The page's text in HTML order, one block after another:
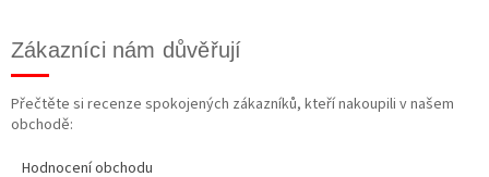
Zákazníci nám důvěřují
Přečtěte si recenze spokojených zákazníků, kteří nakoupili v našem
obchodě:
Hodnocení obchodu